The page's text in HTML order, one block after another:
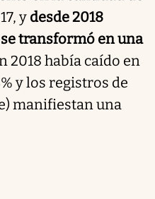
y desde 2018
transformó en una
2018 había caído en
y los registros de
manifiestan una